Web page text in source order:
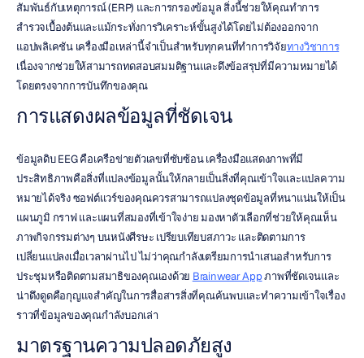
สัมพันธ์กับเหตุการณ์ (ERP) และการกรองข้อมูล สิ่งนี้ช่วยให้คุณทำการ
สำรวจเบื้องต้นและแม้กระทั่งการวิเคราะห์ขั้นสูงได้โดยไม่ต้องออกจาก
แอปพลิเคชัน เครื่องมือเหล่านี้จำเป็นสำหรับทุกคนที่ทำการวิจัยทางวิชาการ
เนื่องจากช่วยให้สามารถทดสอบสมมติฐานและดึงข้อสรุปที่มีความหมายได้
โดยตรงจากการบันทึกของคุณ
การแสดงผลข้อมูลที่ชัดเจน
ข้อมูลดิบ EEG คือเครือข่ายตัวเลขที่ซับซ้อน เครื่องมือแสดงภาพที่มี
ประสิทธิภาพคือสิ่งที่แปลงข้อมูลนั้นให้กลายเป็นสิ่งที่คุณเข้าใจและแปลความ
หมายได้จริง ซอฟต์แวร์ของคุณควรสามารถแปลงชุดข้อมูลที่หนาแน่นให้เป็น
แผนภูมิ กราฟ และแผนที่สมองที่เข้าใจง่าย มองหาตัวเลือกที่ช่วยให้คุณเห็น
ภาพกิจกรรมต่างๆ บนหนังศีรษะ เปรียบเทียบสภาวะ และติดตามการ
เปลี่ยนแปลงเมื่อเวลาผ่านไป ไม่ว่าคุณกำลังเตรียมการนำเสนอสำหรับการ
ประชุมหรือติดตามสมาธิของคุณเองด้วย Brainwear App ภาพที่ชัดเจนและ
น่าดึงดูดคือกุญแจสำคัญในการสื่อสารสิ่งที่คุณค้นพบและทำความเข้าใจเรื่อง
ราวที่ข้อมูลของคุณกำลังบอกเล่า
มาตรฐานความปลอดภัยสูง